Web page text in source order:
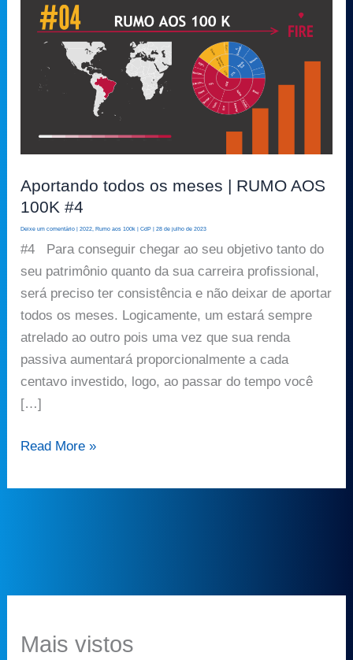
Aportando todos os meses | RUMO AOS
100K #4
Deixe um comentário |2022, Rumo aos 100k |CdP |28 de julho de 2023
#4 Para conseguir chegar ao seu objetivo tanto do
seu patrimônio quanto da sua carreira profissional,
será preciso ter consistência e não deixar de aportar
todos os meses. Logicamente, um estará sempre
atrelado ao outro pois uma vez que sua renda
passiva aumentará proporcionalmente a cada
centavo investido, logo, ao passar do tempo você
[…]
Aportando
todos
meses
AOS
100K
#4
Read More »
Mais vistos